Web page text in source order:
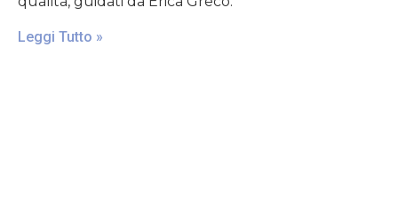
Leggi Tutto »